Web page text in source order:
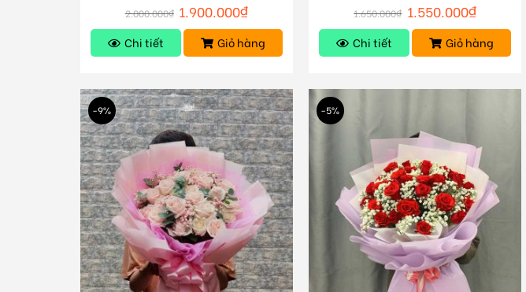
2.000.000₫ 1.900.000₫
Chi tiết Giỏ hàng
1.650.000₫ 1.550.000₫
Chi tiết Giỏ hàng
-9% -5%